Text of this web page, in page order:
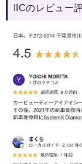
IICのレビュー